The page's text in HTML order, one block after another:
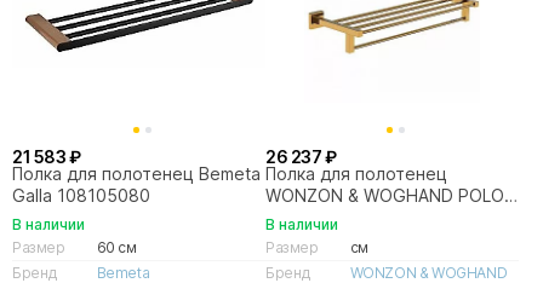
21 583 ₽
Полка для полотенец Bemeta
Galla 108105080
В наличии
Размер
60 см
Бренд
Bemeta
26 237 ₽
Полка для полотенец
WONZON & WOGHAND POLO
WW-8981-DG темное золото
В наличии
Размер
см
Бренд
WONZON & WOGHAND